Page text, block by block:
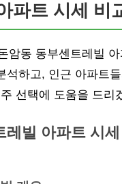
파트 시세 비
암동 동부센트레빌
석하고, 인근 아파트
선택에 도움을 드리
레빌 아파트 시세